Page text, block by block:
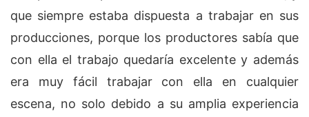
que siempre estaba dispuesta a trabajar en sus
producciones, porque los productores sabía que
con ella el trabajo quedaría excelente y además
era muy fácil trabajar con ella en cualquier
escena, no solo debido a su amplia experiencia